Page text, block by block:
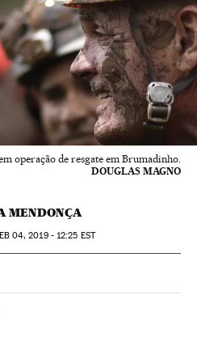
operação de resgate em Brumadinho.
DOUGLAS MAGNO
MENDONÇA
04, 2019 - 12:25 EST
Sociales